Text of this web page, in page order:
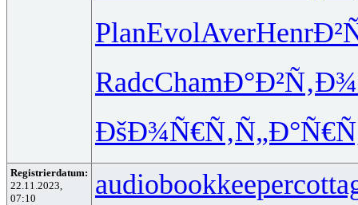
PlanEvolAverHenr
RadcChamÐ°Ð²Ñ‚Ð¾
ÐšÐ¾Ñ€Ñ‚
Registrierdatum:
22.11.2023,
07:10
audiobookkeeper